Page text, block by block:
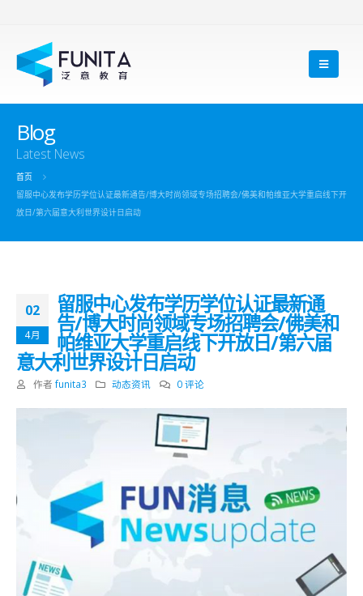
Blog
Latest News
首页
留服中心发布学历学位认证最新通告/博大时尚领域专场招聘会/佛美和帕维亚大学重启线下开
放日/第六届意大利世界设计日启动
02
4月
留服中心发布学历学位认证最新通
告/博大时尚领域专场招聘会/佛美和
帕维亚大学重启线下开放日/第六届
意大利世界设计日启动
作者 funita3 动态资讯 0 评论